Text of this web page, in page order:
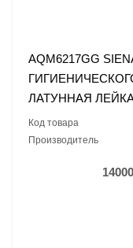
AQM6217GG
ЛАТУННАЯ
Код товара
Производитель
14000